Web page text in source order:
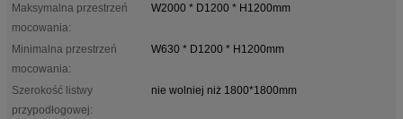
Maksymalna przestrzeń
mocowania:
W2000 * D1200 * H1200mm
Minimalna przestrzeń
mocowania:
W630 * D1200 * H1200mm
Szerokość listwy
przypodłogowej:
nie wolniej niż 1800*1800mm